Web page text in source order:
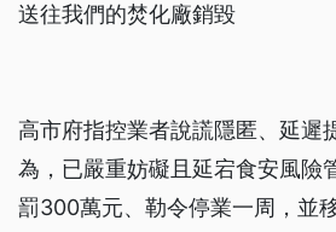
送往我們的焚化廠銷毀
高市府指控業者說謊隱匿、延遲
為，已嚴重妨礙且延宕食安風險
罰300萬元、勒令停業一周，並